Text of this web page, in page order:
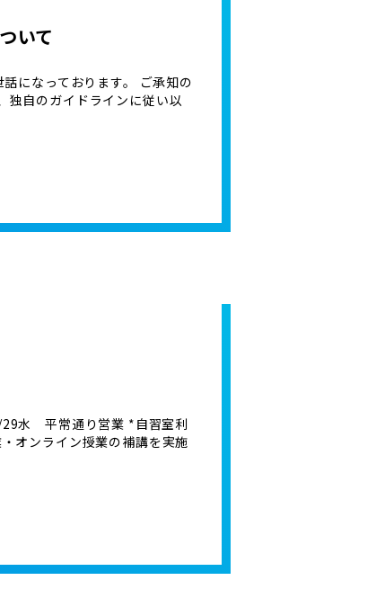
いて
になっております。 ご承知の
独自のガイドラインに従い以
水 平常通り営業 *自習室利
オンライン授業の補講を実施